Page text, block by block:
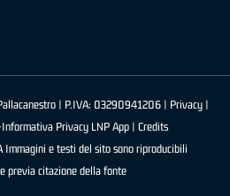
| P.IVA: 03290941206 | Privacy|
Privacy LNP App | Credits
Immagini e testi del sito sono riproducibili
previa citazione della fonte